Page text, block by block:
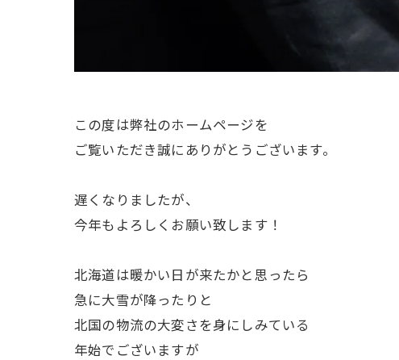
この度は弊社のホームページを
ご覧いただき誠にありがとうございます。
遅くなりましたが、
今年もよろしくお願い致します！
北海道は暖かい日が来たかと思ったら
急に大雪が降ったりと
北国の物流の大変さを身にしみている
年始でございますが